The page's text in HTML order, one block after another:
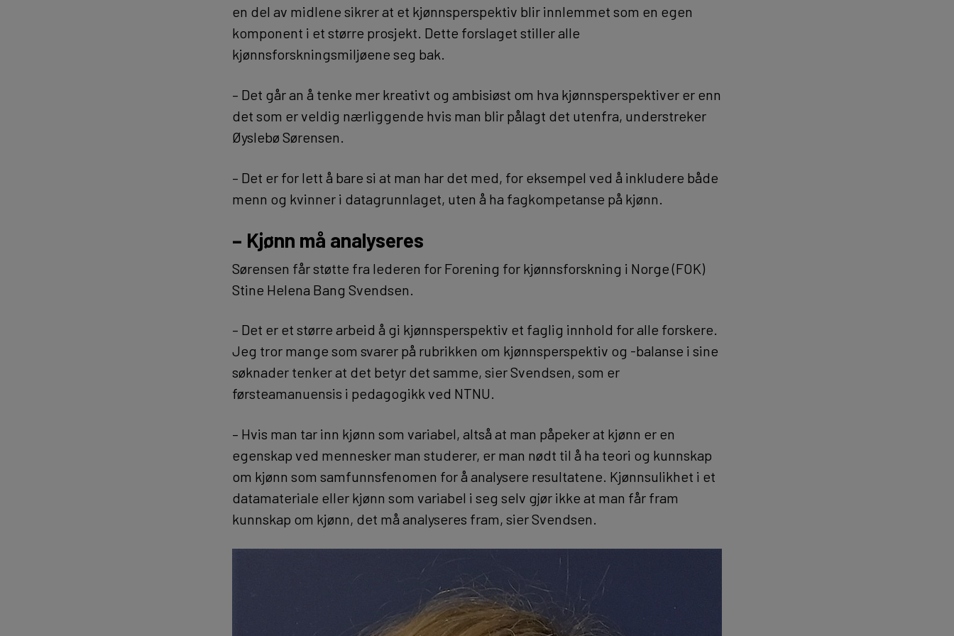
en del av midlene sikrer at et kjønnsperspektiv blir innlemmet som en egen
komponent i et større prosjekt. Dette forslaget stiller alle
kjønnsforskningsmiljøene seg bak.
– Det går an å tenke mer kreativt og ambisiøst om hva kjønnsperspektiver er enn
det som er veldig nærliggende hvis man blir pålagt det utenfra, understreker
Øyslebø Sørensen.
– Det er for lett å bare si at man har det med, for eksempel ved å inkludere både
menn og kvinner i datagrunnlaget, uten å ha fagkompetanse på kjønn.
– Kjønn må analyseres
Sørensen får støtte fra lederen for Forening for kjønnsforskning i Norge (FOK)
Stine Helena Bang Svendsen.
– Det er et større arbeid å gi kjønnsperspektiv et faglig innhold for alle forskere.
Jeg tror mange som svarer på rubrikken om kjønnsperspektiv og -balanse i sine
søknader tenker at det betyr det samme, sier Svendsen, som er
førsteamanuensis i pedagogikk ved NTNU.
– Hvis man tar inn kjønn som variabel, altså at man påpeker at kjønn er en
egenskap ved mennesker man studerer, er man nødt til å ha teori og kunnskap
om kjønn som samfunnsfenomen for å analysere resultatene. Kjønnsulikhet i et
datamateriale eller kjønn som variabel i seg selv gjør ikke at man får fram
kunnskap om kjønn, det må analyseres fram, sier Svendsen.